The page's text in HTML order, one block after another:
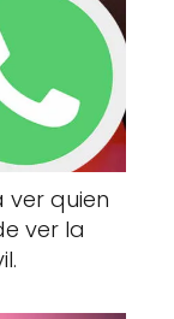
ver quien
ver la